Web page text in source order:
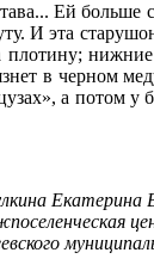
Ей больше
И эта
в черном
а потом
Екатерина